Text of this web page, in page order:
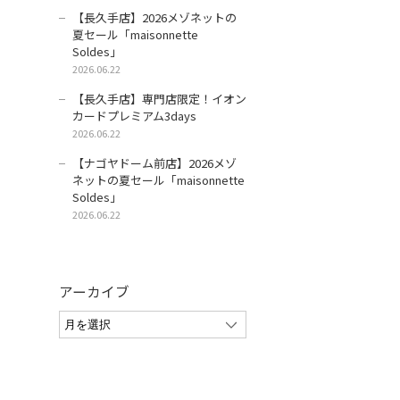
【長久手店】2026メゾネットの
夏セール「maisonnette
Soldes」
2026.06.22
【長久手店】専門店限定！イオン
カードプレミアム3days
2026.06.22
【ナゴヤドーム前店】2026メゾ
ネットの夏セール「maisonnette
Soldes」
2026.06.22
アーカイブ